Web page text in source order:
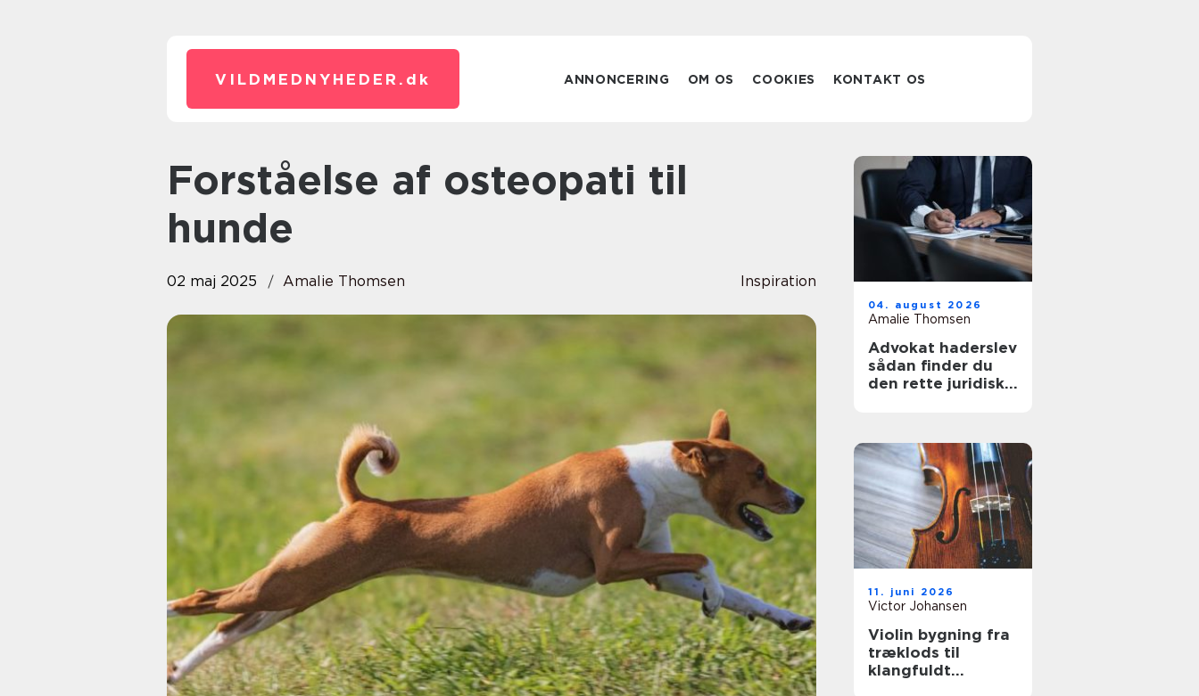
VILDMEDNYHEDER. dk ANNONCERING OM OS COOKIES KONTAKT OS
Forståelse af osteopati til
hunde
02 maj 2025 Amalie Thomsen Inspiration
04. august 2026
Amalie Thomsen
Advokat haderslev
sådan finder du
den rette juridiske
11. juni 2026
Victor Johansen
Violin bygning fra
træklods til
klangfuldt